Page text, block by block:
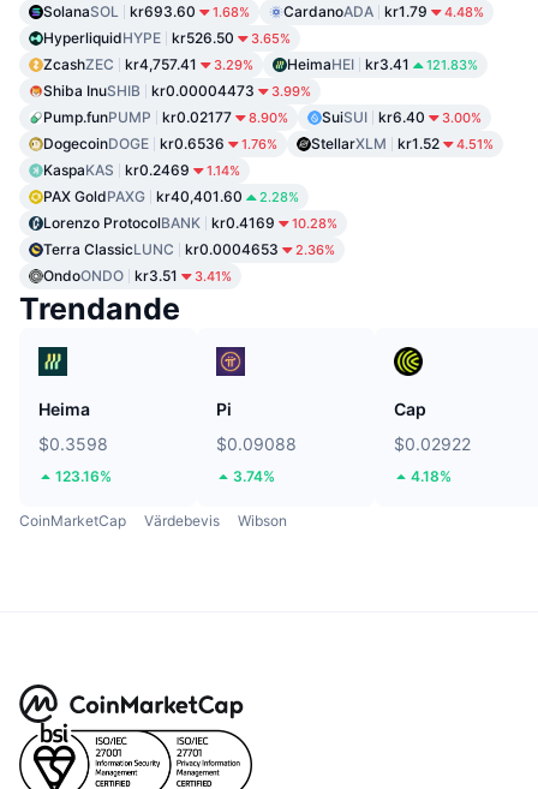
SolanaSOL kr693.60 1.68% CardanoADA kr1.79 4.48%
HyperliquidHYPE kr526.50 3.65%
ZcashZEC kr4,757.41 3.29% HeimaHEI kr3.41 121.83%
Shiba InuSHIB kr0.00004473 3.99%
Pump.funPUMP kr0.02177 8.90% SuiSUI kr6.40 3.00%
DogecoinDOGE kr0.6536 1.76% StellarXLM kr1.52 4.51%
KaspaKAS kr0.2469 1.14%
PAX GoldPAXG kr40,401.60 2.28%
Lorenzo ProtocolBANK kr0.4169 10.28%
Terra ClassicLUNC kr0.0004653 2.36%
OndoONDO kr3.51 3.41%
Trendande
Heima
$0.3598
123.16%
Pi
$0.09088
3.74%
Cap
$0.02922
4.18%
CoinMarketCap Värdebevis Wibson